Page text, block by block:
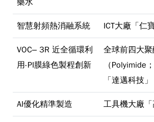
智慧射頻熱消融系統 ICT大廠「仁
VOC– 3R 近全循環利
用-PI膜綠色製程創新
全球前四大
（Polyimide
「達邁科技」
AI優化精準製造 工具機大廠「